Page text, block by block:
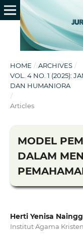
HOME / ARCHIVES /
VOL. 4 NO. 1 (2025):
DAN HUMANIORA
/
Articles
MODEL
DALAM
Herti Yenisa
Institut Agama